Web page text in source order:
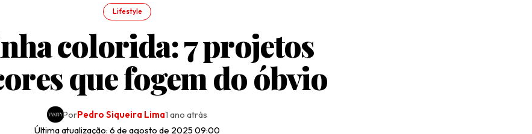
Lifestyle
colorida: 7 projetos
que fogem do óbvio
Última atualização: 6 de agosto de 2025 09:00
PorPedro Siqueira Lima1 ano atrás